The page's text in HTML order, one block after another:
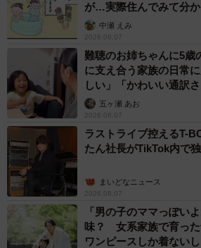
が…実際住んでみて分
中瀬 えみ
2026.08.07
難聴のお姉ちゃんに5
に支え合う家族の日常
しい」「かわいい通訳さ
五ヶ瀬 あお
2026.08.07
ラストライブ控えるT-
たん社長がTikTok内で
まいどなニュース
2026.08.07
「男の子のママっぽい
味？ 女系家族で育っ
ワンピースしか着ない